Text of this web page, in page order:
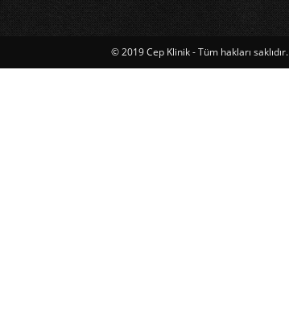
© 2019 Cep Klinik - Tüm hakları saklıdır.